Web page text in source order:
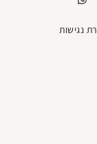
נגישות